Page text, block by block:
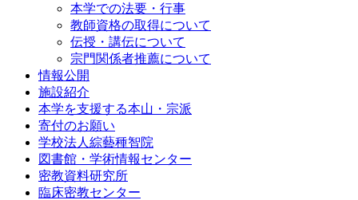
本学での法要・行事
教師資格の取得について
伝授・講伝について
宗門関係者推薦について
情報公開
施設紹介
本学を支援する本山・宗派
寄付のお願い
学校法人綜藝種智院
図書館・学術情報センター
密教資料研究所
臨床密教センター